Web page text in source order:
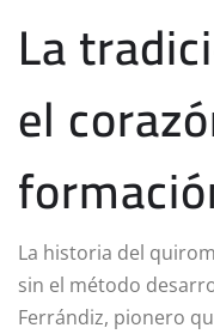
La
el
La historia del
sin el método
Ferrándiz, pionero